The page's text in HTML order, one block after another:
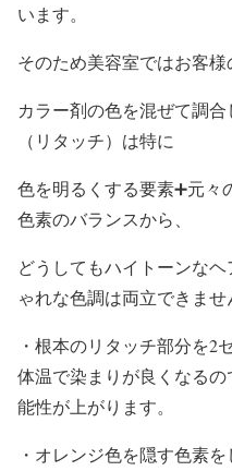
います。
そのため美容室ではお客
カラー剤の色を混ぜて調
（リタッチ）は特に
色を明るくする要素➕元
色素のバランスから、
どうしてもハイトーンな
ゃれな色調は両立できま
・根本のリタッチ部分を2
体温で染まりが良くなる
能性が上がります。
・オレンジ色を隠す色素